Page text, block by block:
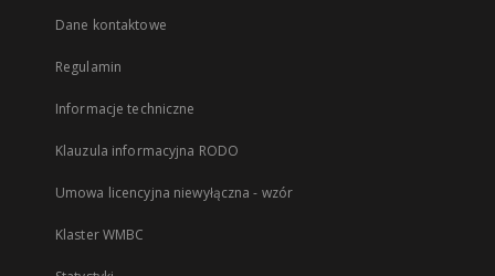
Dane kontaktowe
Regulamin
Informacje techniczne
Klauzula informacyjna RODO
Umowa licencyjna niewyłączna - wzór
Klaster WMBC